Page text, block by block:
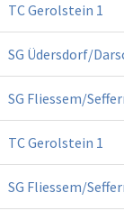
TC Gerolstein 1
SG Üdersdorf/
SG Fliessem/
TC Gerolstein 1
SG Fliessem/